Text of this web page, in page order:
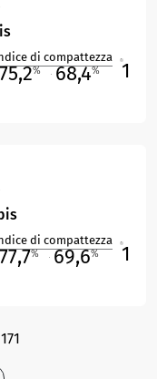
di compattezza
75,2% 68,4% 1
di compattezza
77,7% 69,6% 1